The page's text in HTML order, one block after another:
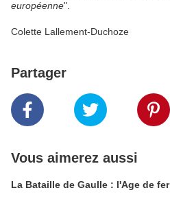
européenne".
Colette Lallement-Duchoze
Partager
Vous aimerez aussi
La Bataille de Gaulle : l'Age de fer